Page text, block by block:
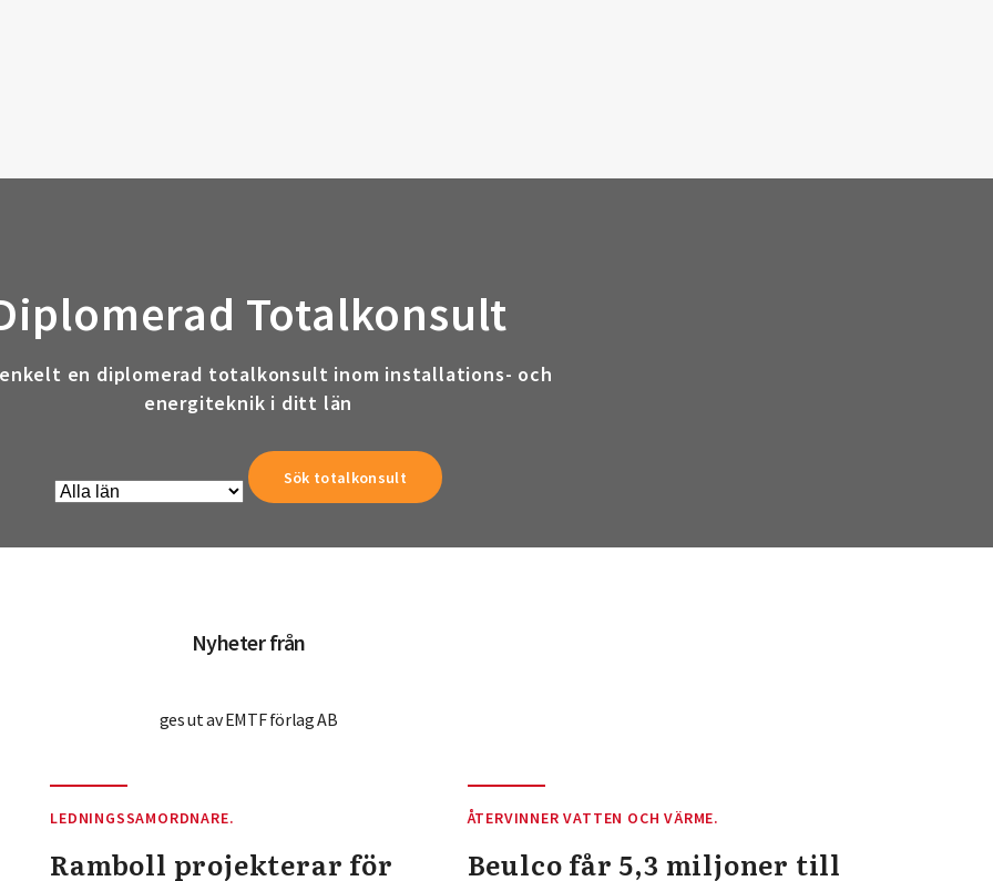
Totalkonsult
en diplomerad totalkonsult inom installations- och
energiteknik i ditt län
Nyheter från
ges ut av EMTF förlag AB
LEDNINGSSAMORDNARE.
Ramboll projekterar för
ÅTERVINNER VATTEN OCH VÄRME.
Beulco får 5,3 miljoner till